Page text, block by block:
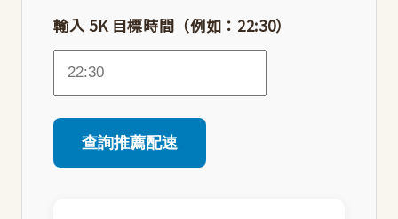
輸入 5K 目標時間（例如：22:30）
查詢推薦配速